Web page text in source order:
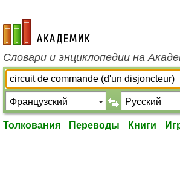
academic.ru
Словари и энциклопедии на
Толкования Переводы Книги